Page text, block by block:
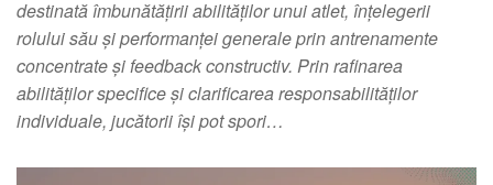
destinată îmbunătățirii abilităților unui atlet, înțelegerii
rolului său și performanței generale prin antrenamente
concentrate și feedback constructiv. Prin rafinarea
abilităților specifice și clarificarea responsabilităților
individuale, jucătorii își pot spori…